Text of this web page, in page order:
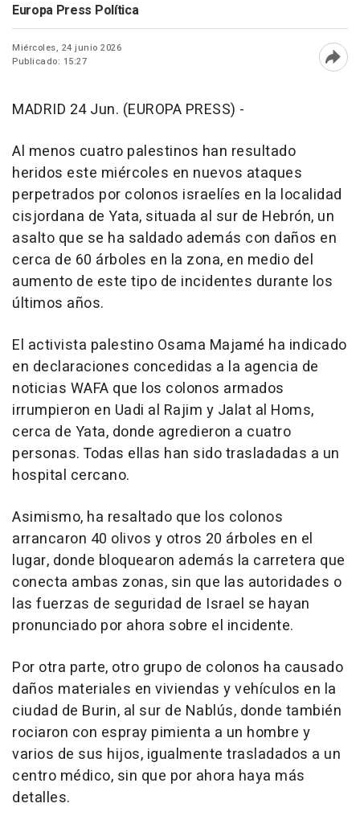
Europa Press Política
Miércoles, 24 junio 2026
Publicado: 15:27
MADRID 24 Jun. (EUROPA PRESS) -
Al menos cuatro palestinos han resultado
heridos este miércoles en nuevos ataques
perpetrados por colonos israelíes en la localidad
cisjordana de Yata, situada al sur de Hebrón, un
asalto que se ha saldado además con daños en
cerca de 60 árboles en la zona, en medio del
aumento de este tipo de incidentes durante los
últimos años.
El activista palestino Osama Majamé ha indicado
en declaraciones concedidas a la agencia de
noticias WAFA que los colonos armados
irrumpieron en Uadi al Rajim y Jalat al Homs,
cerca de Yata, donde agredieron a cuatro
personas. Todas ellas han sido trasladadas a un
hospital cercano.
Asimismo, ha resaltado que los colonos
arrancaron 40 olivos y otros 20 árboles en el
lugar, donde bloquearon además la carretera que
conecta ambas zonas, sin que las autoridades o
las fuerzas de seguridad de Israel se hayan
pronunciado por ahora sobre el incidente.
Por otra parte, otro grupo de colonos ha causado
daños materiales en viviendas y vehículos en la
ciudad de Burin, al sur de Nablús, donde también
rociaron con espray pimienta a un hombre y
varios de sus hijos, igualmente trasladados a un
centro médico, sin que por ahora haya más
detalles.